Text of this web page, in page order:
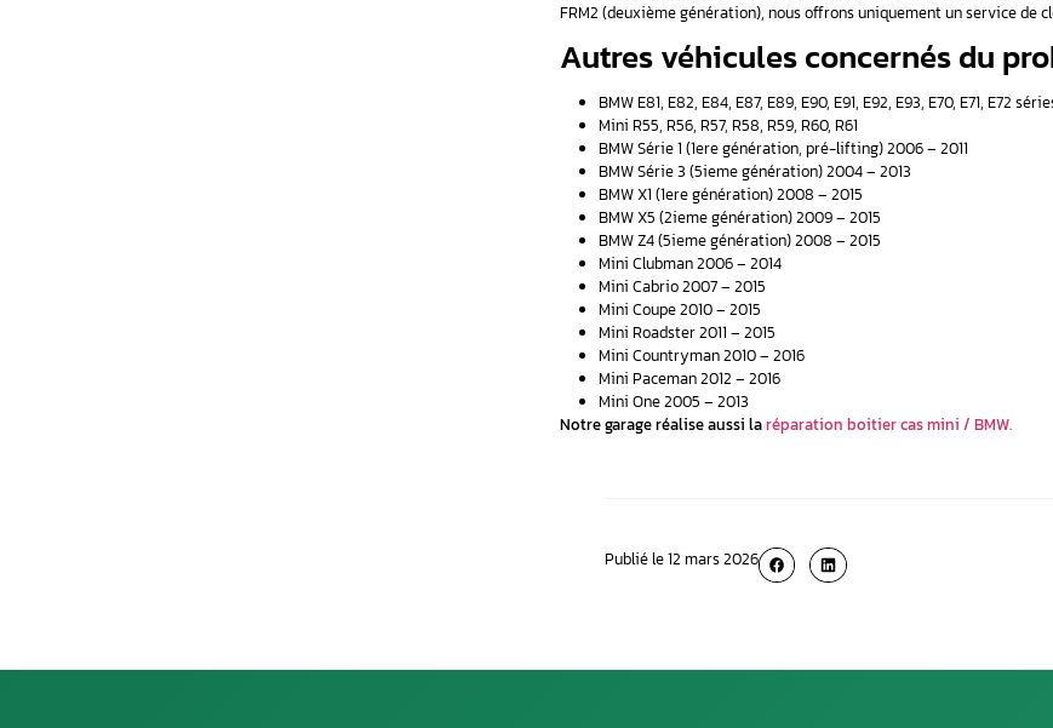
Un défaut de système irrémédiable
Absence de communication entre
Quelques erreurs
Un module FRM défaillant peut entraîner
A3B4: Erreur de message (état
A3C1: Erreur de message (état de
A559
9CBB
9CBC
497F: Message (état, marche
D358
C994 : Pas de message (requête
Il est essentiel de noter que ces
Que vous ayez des clignotants
sommes à votre disposition pour
Il est important de préciser que pour les